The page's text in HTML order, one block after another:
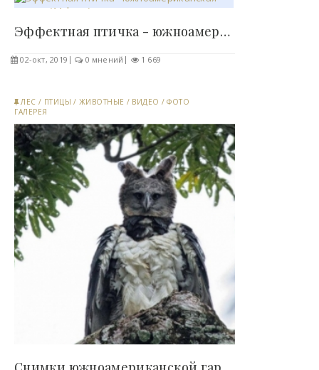
Эффектная птичка - южноамериканская гарпия (14..
02-окт, 2019 0 мнений 1 669
ЛЕС / ПТИЦЫ / ЖИВОТНЫЕ / ВИДЕО /ФОТО
ГАЛЕРЕЯ